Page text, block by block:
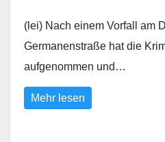
(lei) Nach einem Vorfall am
Germanenstraße hat die
aufgenommen und…
Mehr lesen